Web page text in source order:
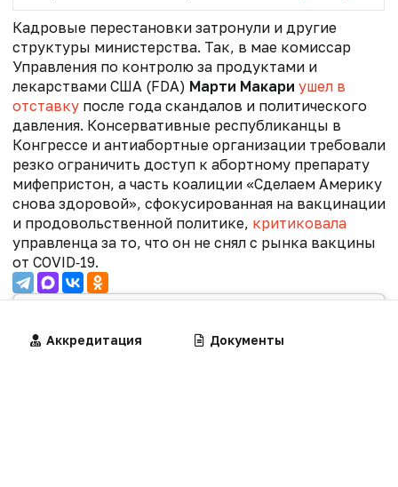
Кадровые перестановки затронули и другие
структуры министерства. Так, в мае комиссар
Управления по контролю за продуктами и
лекарствами США (FDA) Марти Макари ушел в
отставку после года скандалов и политического
давления. Консервативные республиканцы в
Конгрессе и антиабортные организации требовали
резко ограничить доступ к абортному препарату
мифепристон, а часть коалиции «Сделаем Америку
снова здоровой», сфокусированная на вакцинации
и продовольственной политике, критиковала
управленца за то, что он не снял с рынка вакцины
от COVID‑19.
Самые важные новости сферы
здравоохранения теперь и в нашем
Алгоритмы Калькуляторы
Аккредитация Документы